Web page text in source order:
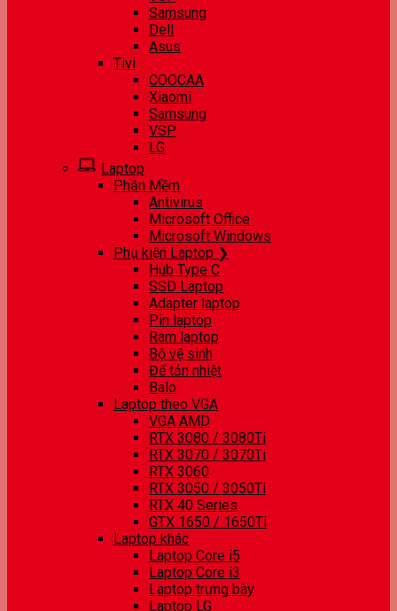
Samsung
Dell
Asus
Tivi
COOCAA
Xiaomi
Samsung
VSP
LG
Laptop
Phần Mềm
Antivirus
Microsoft Office
Microsoft Windows
Phụ kiện Laptop ❯
Hub Type C
SSD Laptop
Adapter laptop
Pin laptop
Ram laptop
Bộ vệ sinh
Đế tản nhiệt
Balo
Laptop theo VGA
VGA AMD
RTX 3080 / 3080Ti
RTX 3070 / 3070Ti
RTX 3060
RTX 3050 / 3050Ti
RTX 40 Series
GTX 1650 / 1650Ti
Laptop khác
Laptop Core i5
Laptop Core i3
Laptop trưng bày
Laptop LG